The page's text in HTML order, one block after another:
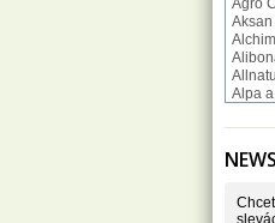
Agro
Aksan
Alpa
Alufix